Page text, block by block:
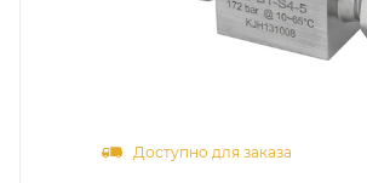
Доступно для заказа